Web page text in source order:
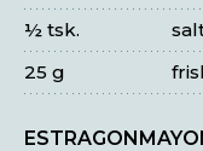
½ tsk.
25 g